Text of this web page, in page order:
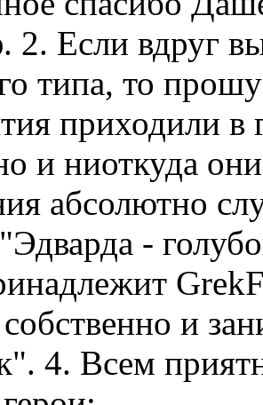
2. Если вдруг
типа, то
приходили в
и ниоткуда
абсолютно
-
и
4. Всем